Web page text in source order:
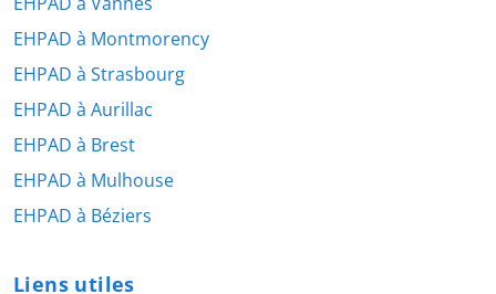
EHPAD à Montmorency
EHPAD à Strasbourg
EHPAD à Aurillac
EHPAD à Brest
EHPAD à Mulhouse
EHPAD à Béziers
Liens utiles